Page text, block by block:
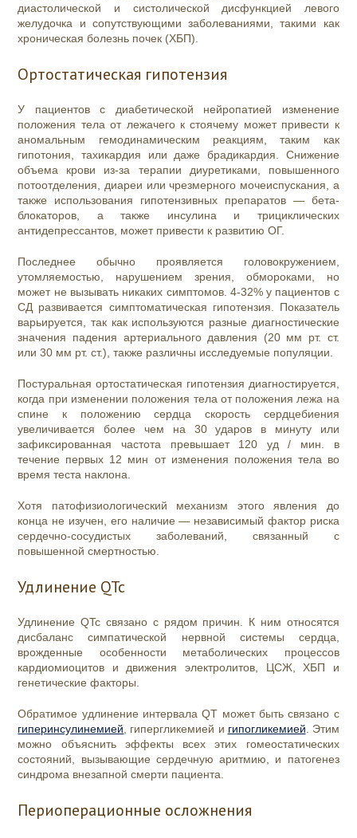
диастолической и систолической дисфункцией левого
желудочка и сопутствующими заболеваниями, такими как
хроническая болезнь почек (ХБП).
Ортостатическая гипотензия
У пациентов с диабетической нейропатией изменение
положения тела от лежачего к стоячему может привести к
аномальным гемодинамическим реакциям, таким как
гипотония, тахикардия или даже брадикардия. Снижение
объема крови из-за терапии диуретиками, повышенного
потоотделения, диареи или чрезмерного мочеиспускания, а
также использования гипотензивных препаратов — бета-
блокаторов, а также инсулина и трициклических
антидепрессантов, может привести к развитию ОГ.
Последнее обычно проявляется головокружением,
утомляемостью, нарушением зрения, обмороками, но
может не вызывать никаких симптомов. 4-32% у пациентов с
СД развивается симптоматическая гипотензия. Показатель
варьируется, так как используются разные диагностические
значения падения артериального давления (20 мм рт. ст.
или 30 мм рт. ст.), также различны исследуемые популяции.
Постуральная ортостатическая гипотензия диагностируется,
когда при изменении положения тела от положения лежа на
спине к положению сердца скорость сердцебиения
увеличивается более чем на 30 ударов в минуту или
зафиксированная частота превышает 120 уд / мин. в
течение первых 12 мин от изменения положения тела во
время теста наклона.
Хотя патофизиологический механизм этого явления до
конца не изучен, его наличие — независимый фактор риска
сердечно-сосудистых заболеваний, связанный с
повышенной смертностью.
Удлинение QTc
Удлинение QTc связано с рядом причин. К ним относятся
дисбаланс симпатической нервной системы сердца,
врожденные особенности метаболических процессов
кардиомиоцитов и движения электролитов, ЦСЖ, ХБП и
генетические факторы.
Обратимое удлинение интервала QT может быть связано с
гиперинсулинемией , гипергликемией и гипогликемией . Этим
можно объяснить эффекты всех этих гомеостатических
состояний, вызывающие сердечную аритмию, и патогенез
синдрома внезапной смерти пациента.
Периоперационные осложнения